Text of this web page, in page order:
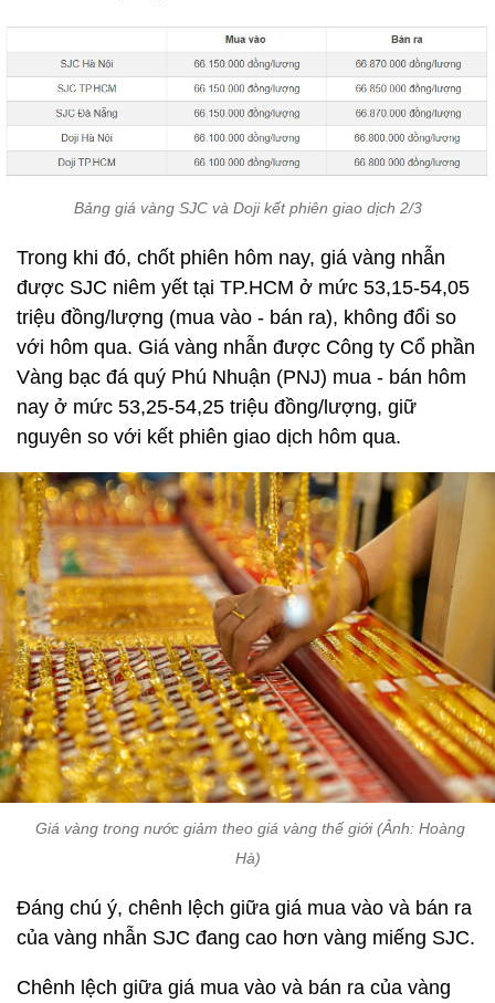
Bảng giá vàng SJC và Doji kết phiên giao dịch 2/3
Trong khi đó, chốt phiên hôm nay, giá vàng nhẫn
được SJC niêm yết tại TP.HCM ở mức 53,15-54,05
triệu đồng/lượng (mua vào - bán ra), không đổi so
với hôm qua. Giá vàng nhẫn được Công ty Cổ phần
Vàng bạc đá quý Phú Nhuận (PNJ) mua - bán hôm
nay ở mức 53,25-54,25 triệu đồng/lượng, giữ
nguyên so với kết phiên giao dịch hôm qua.
Giá vàng trong nước giảm theo giá vàng thế giới (Ảnh: Hoàng
Hà)
Đáng chú ý, chênh lệch giữa giá mua vào và bán ra
của vàng nhẫn SJC đang cao hơn vàng miếng SJC.
Chênh lệch giữa giá mua vào và bán ra của vàng